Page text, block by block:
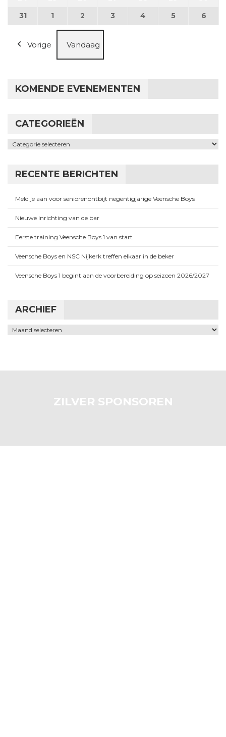
3131 augustus 2026
1 1 september 2026
2 2 september 2026
3 3 september 2026
4 4 september 2026
5 5 6
Vorige Vandaag
KOMENDE EVENEMENTEN
CATEGORIEËN
Categorieën
RECENTE BERICHTEN
Meld je aan voor seniorenontbijt negentigjarige Veensche Boys
Nieuwe inrichting van de bar
Eerste training Veensche Boys 1 van start
Veensche Boys en NSC Nijkerk treffen elkaar in de beker
Veensche Boys 1 begint aan de voorbereiding op seizoen 2026/2027
ARCHIEF
Archief
ZILVER SPONSOREN